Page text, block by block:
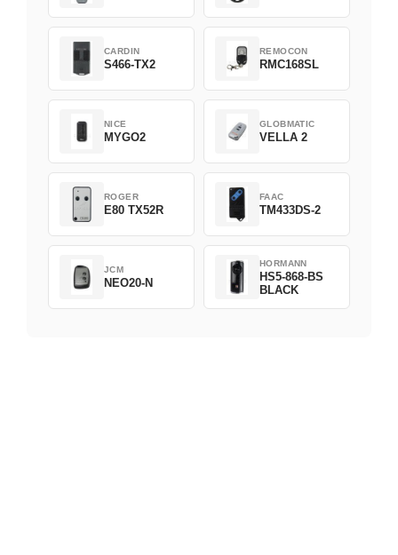
CARDIN
S466-TX2
REMOCON
RMC168SL
NICE
MYGO2
GLOBMATIC
VELLA 2
ROGER
E80 TX52R
FAAC
TM433DS-2
JCM
NEO20-N
HORMANN
HS5-868-BS
BLACK